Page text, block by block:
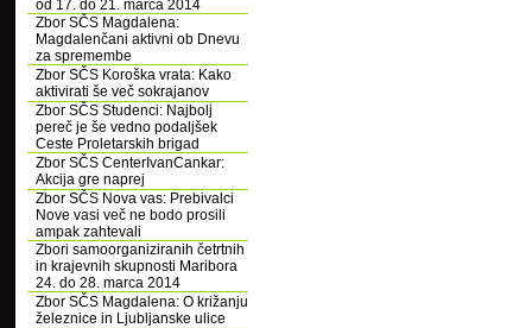
od 17. do 21. marca 2014
Zbor SČS Magdalena:
Magdalenčani aktivni ob Dnevu
za spremembe
Zbor SČS Koroška vrata: Kako
aktivirati še več sokrajanov
Zbor SČS Studenci: Najbolj
pereč je še vedno podaljšek
Ceste Proletarskih brigad
Zbor SČS CenterIvanCankar:
Akcija gre naprej
Zbor SČS Nova vas: Prebivalci
Nove vasi več ne bodo prosili
ampak zahtevali
Zbori samoorganiziranih četrtnih
in krajevnih skupnosti Maribora
24. do 28. marca 2014
Zbor SČS Magdalena: O križanju
železnice in Ljubljanske ulice